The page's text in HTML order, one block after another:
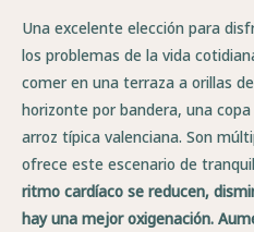
Una excelente elección para
los problemas de la vida
comer en una terraza a orillas
horizonte por bandera, una
arroz típica valenciana. Son
ofrece este escenario de
ritmo cardíaco se reducen,
hay una mejor oxigenación.